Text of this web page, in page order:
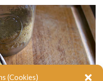
(Cookies)